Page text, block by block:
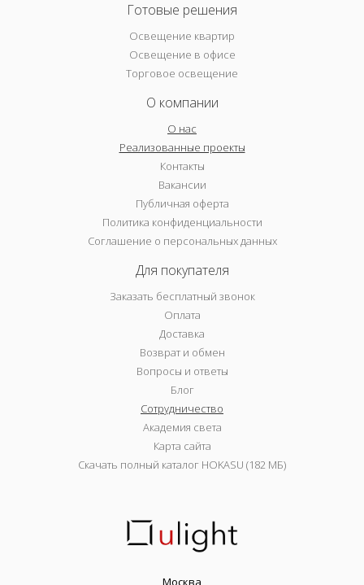
Готовые решения
Освещение квартир
Освещение в офисе
Торговое освещение
О компании
О нас
Реализованные проекты
Контакты
Вакансии
Публичная оферта
Политика конфиденциальности
Соглашение о персональных данных
Для покупателя
Заказать бесплатный звонок
Оплата
Доставка
Возврат и обмен
Вопросы и ответы
Блог
Сотрудничество
Академия света
Карта сайта
Скачать полный каталог HOKASU (182 МБ)
Москва